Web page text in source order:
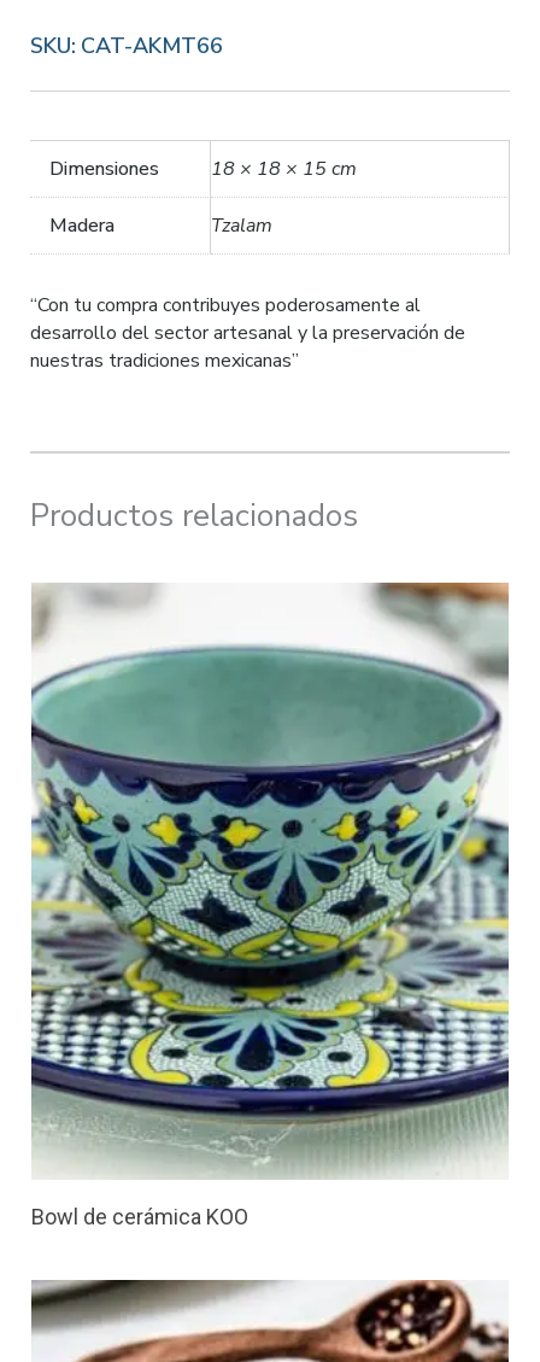
SKU: CAT-AKMT66
Dimensiones 18 × 18 × 15 cm
Madera Tzalam
“Con tu compra contribuyes poderosamente al
desarrollo del sector artesanal y la preservación de
nuestras tradiciones mexicanas”
Productos relacionados
Bowl de cerámica KOO